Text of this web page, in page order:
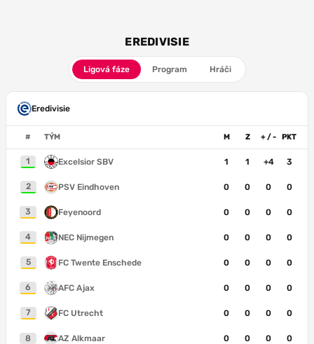
EREDIVISIE
Ligová fáze Program Hráči
Eredivisie
# TÝM M Z + / - PKT
1 Excelsior SBV 1 1 +4 3
2 PSV Eindhoven 0 0 0 0
3 Feyenoord 0 0 0 0
4 NEC Nijmegen 0 0 0 0
5 FC Twente Enschede 0 0 0 0
6 AFC Ajax 0 0 0 0
7 FC Utrecht 0 0 0 0
8 AZ Alkmaar 0 0 0 0